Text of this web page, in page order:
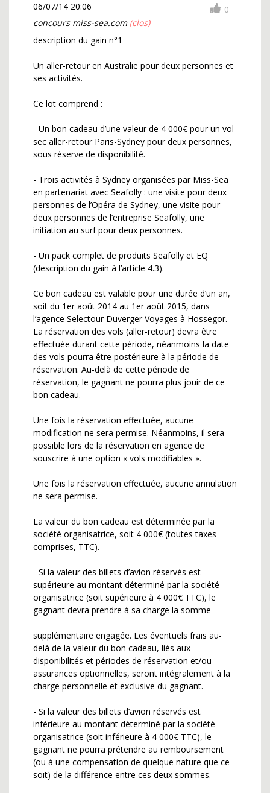
06/07/14 20:06
0
concours miss-sea.com (clos)
description du gain n°1
Un aller-retour en Australie pour deux personnes et
ses activités.
Ce lot comprend :
- Un bon cadeau d’une valeur de 4 000€ pour un vol
sec aller-retour Paris-Sydney pour deux personnes,
sous réserve de disponibilité.
- Trois activités à Sydney organisées par Miss-Sea
en partenariat avec Seafolly : une visite pour deux
personnes de l’Opéra de Sydney, une visite pour
deux personnes de l’entreprise Seafolly, une
initiation au surf pour deux personnes.
- Un pack complet de produits Seafolly et EQ
(description du gain à l’article 4.3).
Ce bon cadeau est valable pour une durée d’un an,
soit du 1er août 2014 au 1er août 2015, dans
l’agence Selectour Duverger Voyages à Hossegor.
La réservation des vols (aller-retour) devra être
effectuée durant cette période, néanmoins la date
des vols pourra être postérieure à la période de
réservation. Au-delà de cette période de
réservation, le gagnant ne pourra plus jouir de ce
bon cadeau.
Une fois la réservation effectuée, aucune
modification ne sera permise. Néanmoins, il sera
possible lors de la réservation en agence de
souscrire à une option « vols modifiables ».
Une fois la réservation effectuée, aucune annulation
ne sera permise.
La valeur du bon cadeau est déterminée par la
société organisatrice, soit 4 000€ (toutes taxes
comprises, TTC).
- Si la valeur des billets d’avion réservés est
supérieure au montant déterminé par la société
organisatrice (soit supérieure à 4 000€ TTC), le
gagnant devra prendre à sa charge la somme
supplémentaire engagée. Les éventuels frais au-
delà de la valeur du bon cadeau, liés aux
disponibilités et périodes de réservation et/ou
assurances optionnelles, seront intégralement à la
charge personnelle et exclusive du gagnant.
- Si la valeur des billets d’avion réservés est
inférieure au montant déterminé par la société
organisatrice (soit inférieure à 4 000€ TTC), le
gagnant ne pourra prétendre au remboursement
(ou à une compensation de quelque nature que ce
soit) de la différence entre ces deux sommes.